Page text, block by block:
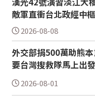
敵軍直衝台北政經中樞 首度接受日媒專訪 顧
立雄：日本應嚴肅面對台海有事
詐10億 陳時中：不實
2026-08-08
外交部捐500萬助熊
要台灣搜救隊馬上出發 危害國安！內政部聲請
解散統促黨 AIT發布美台海巡艦海上共同演練
照片 強化第一島鏈安
2026-08-01